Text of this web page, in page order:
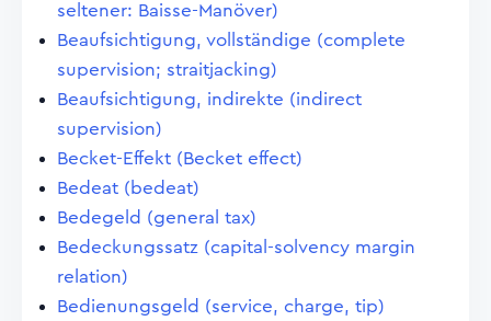
seltener: Baisse-Manöver)
Beaufsichtigung, vollständige (complete
supervision; straitjacking)
Beaufsichtigung, indirekte (indirect
supervision)
Becket-Effekt (Becket effect)
Bedeat (bedeat)
Bedegeld (general tax)
Bedeckungssatz (capital-solvency margin
relation)
Bedienungsgeld (service, charge, tip)